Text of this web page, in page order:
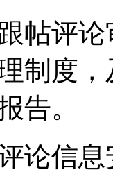
帖评
制度
告。
论信